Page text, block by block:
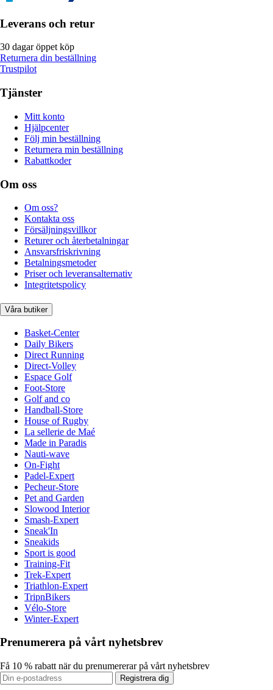
Leverans och retur
30 dagar öppet köp
Returnera din beställning
Trustpilot
Tjänster
Mitt konto
Hjälpcenter
Följ min beställning
Returnera min beställning
Rabattkoder
Om oss
Om oss?
Kontakta oss
Försäljningsvillkor
Returer och återbetalningar
Ansvarsfriskrivning
Betalningsmetoder
Priser och leveransalternativ
Integritetspolicy
Våra butiker
Basket-Center
Daily Bikers
Direct Running
Direct-Volley
Espace Golf
Foot-Store
Golf and co
Handball-Store
House of Rugby
La sellerie de Maé
Made in Paradis
Nauti-wave
On-Fight
Padel-Expert
Pecheur-Store
Pet and Garden
Slowood Interior
Smash-Expert
Sneak'In
Sneakids
Sport is good
Training-Fit
Trek-Expert
Triathlon-Expert
TripnBikers
Vélo-Store
Winter-Expert
Prenumerera på vårt nyhetsbrev
Få 10 % rabatt när du prenumererar på vårt nyhetsbrev
Registrera dig